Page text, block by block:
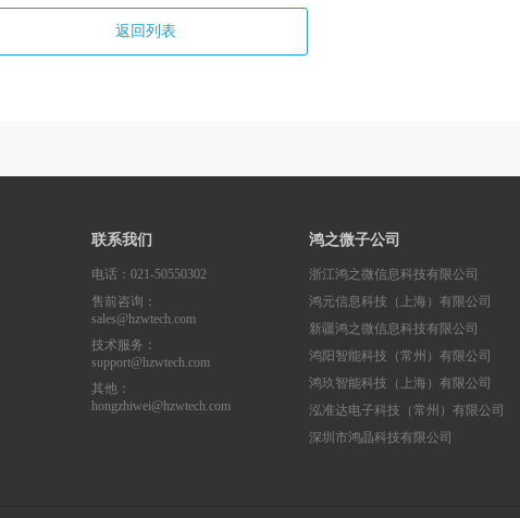
返回列表
联系我们
电话：021-50550302
售前咨询：
sales@hzwtech.com
技术服务：
support@hzwtech.com
其他：
hongzhiwei@hzwtech.com
鸿之微子公司
浙江鸿之微信息科技有限公司
鸿元信息科技（上海）有限公司
新疆鸿之微信息科技有限公司
鸿阳智能科技（常州）有限公司
鸿玖智能科技（上海）有限公司
泓准达电子科技（常州）有限公司
深圳市鸿晶科技有限公司